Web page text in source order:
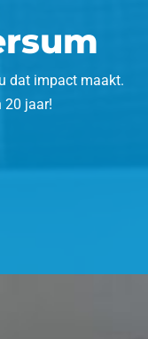
dat impact maakt.
20 jaar!